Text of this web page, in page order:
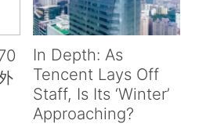
In Depth: As
Tencent Lays Off
Staff, Is Its ‘Winter’
Approaching?